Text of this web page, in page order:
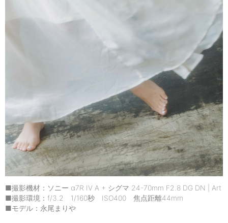
■撮影機材：ソニー α7R IV A + シグマ 24-70mm F2.8 DG DN | Art
■撮影環境：f/3.2 1/160秒 ISO400 焦点距離44mm
■モデル：永尾まりや